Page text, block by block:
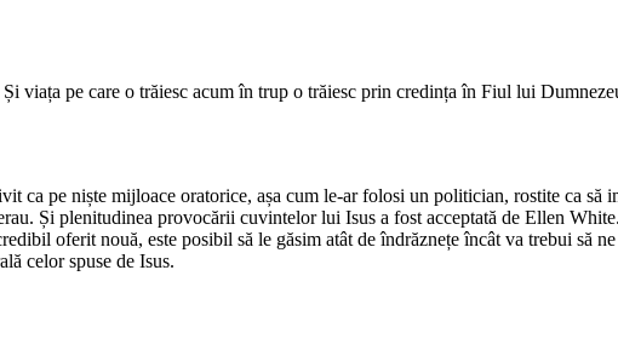
viața pe care o trăiesc acum în trup o trăiesc prin credința în Fiul lui
pe niște mijloace oratorice, așa cum le-ar folosi un politician, rostite ca să
Și plenitudinea provocării cuvintelor lui Isus a fost acceptată de Ellen
oferit nouă, este posibil să le găsim atât de îndrăznețe încât va trebui să
celor spuse de Isus.